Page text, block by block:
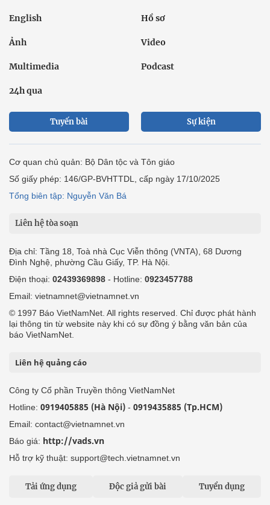
English Hồ sơ
Ảnh Video
Multimedia Podcast
24h qua
Tuyến bài Sự kiện
Cơ quan chủ quản: Bộ Dân tộc và Tôn giáo
Số giấy phép: 146/GP-BVHTTDL, cấp ngày 17/10/2025
Tổng biên tập: Nguyễn Văn Bá
Liên hệ tòa soạn
Địa chỉ: Tầng 18, Toà nhà Cục Viễn thông (VNTA), 68 Dương
Đình Nghệ, phường Cầu Giấy, TP. Hà Nội.
Điện thoại: 02439369898 - Hotline: 0923457788
Email: vietnamnet@vietnamnet.vn
© 1997 Báo VietNamNet. All rights reserved. Chỉ được phát hành
lại thông tin từ website này khi có sự đồng ý bằng văn bản của
báo VietNamNet.
Liên hệ quảng cáo
Công ty Cổ phần Truyền thông VietNamNet
Hotline: 0919405885 (Hà Nội) - 0919435885 (Tp.HCM)
Email: contact@vietnamnet.vn
Báo giá: http://vads.vn
Hỗ trợ kỹ thuật: support@tech.vietnamnet.vn
Tải ứng dụng Độc giả gửi bài Tuyển dụng